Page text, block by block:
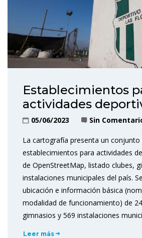
Establecimientos
actividades
05/06/2023 Sin
La cartografía presenta un conjunto
establecimientos para actividades
de OpenStreetMap, listado clubes,
instalaciones municipales del país.
ubicación e información básica
modalidad de funcionamiento) de
gimnasios y 569 instalaciones
Leer más